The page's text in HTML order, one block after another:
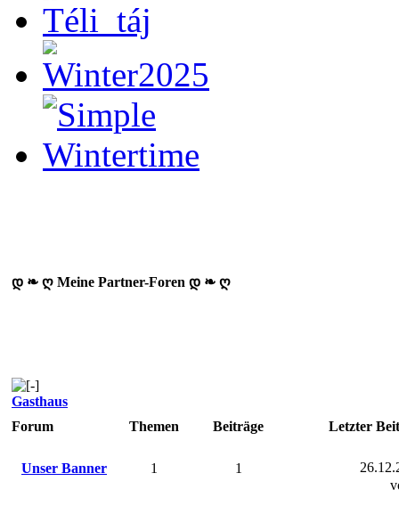
დ ❧ ღ Meine Partner-Foren დ ❧ ღ
Gasthaus
Forum
Themen Beiträge Letzter
Unser Banner 1 1